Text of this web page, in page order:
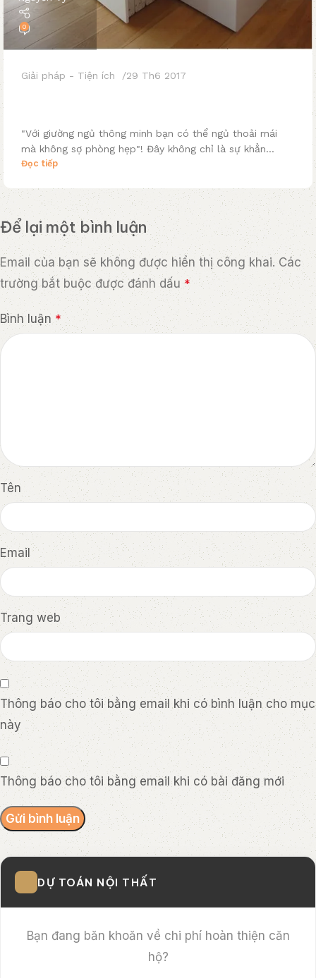
0
Giải pháp - Tiện ích 29 Th6 2017
"Với giường ngủ thông minh bạn có thể ngủ thoải mái
mà không sợ phòng hẹp"! Đây không chỉ là sự khẳn...
Đọc tiếp
Để lại một bình luận
Email của bạn sẽ không được hiển thị công khai. Các
trường bắt buộc được đánh dấu*
Bình luận *
Tên
Email
Trang web
Thông báo cho tôi bằng email khi có bình luận cho mục
này
Thông báo cho tôi bằng email khi có bài đăng mới
DỰ TOÁN NỘI THẤT
Bạn đang băn khoăn về chi phí hoàn thiện căn
hộ?